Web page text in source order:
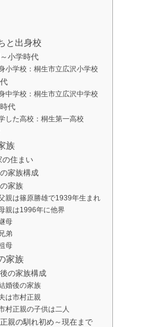
と出身校
小学時代
小学校：桐生市立広沢小学校
中学校：桐生市立広沢中学校
代
した高校：桐生第一高校
族
の住まい
家族構成
家族
親は篠原勝雄で1939年生まれ
親は1996年に他界
母
弟
母
家族
の家族構成
婚後の家族
は市村正親
村正親の子供は二人
親の馴れ初め～現在まで